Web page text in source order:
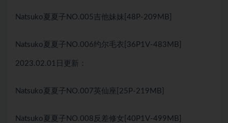
Natsuko夏夏子NO.005吉他妹妹[48P-209MB]
Natsuko夏夏子NO.006约尔毛衣[36P1V-483MB]
2023.02.01日更新：
Natsuko夏夏子NO.007英仙座[25P-219MB]
Natsuko夏夏子NO.008反差修女[40P1V-499MB]